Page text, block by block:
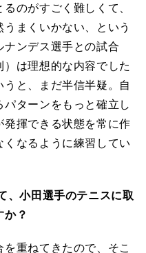
のがすごく難しくて、
まくいかない、という
ンデス選手との試合
）は理想的な内容でした
と、まだ半信半疑。自
ターンをもっと確立し
揮できる状態を常に作
なるように練習してい
小田選手のテニスに取
か？
重ねてきたので、そこ